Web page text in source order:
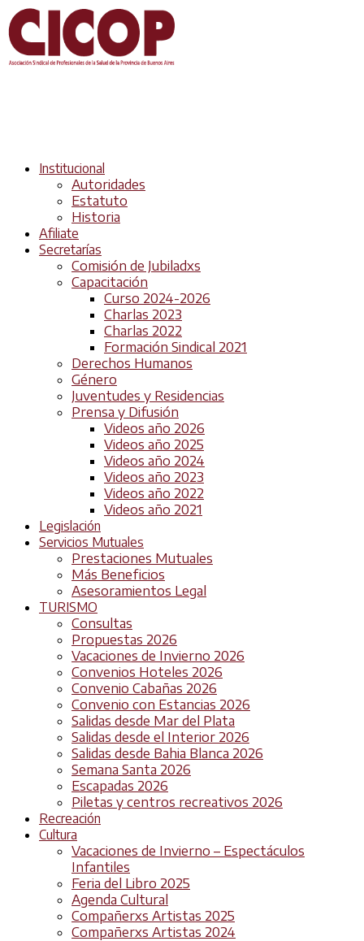
Institucional
Autoridades
Estatuto
Historia
Afiliate
Secretarías
Comisión de Jubiladxs
Capacitación
Curso 2024-2026
Charlas 2023
Charlas 2022
Formación Sindical 2021
Derechos Humanos
Género
Juventudes y Residencias
Prensa y Difusión
Videos año 2026
Videos año 2025
Videos año 2024
Videos año 2023
Videos año 2022
Videos año 2021
Legislación
Servicios Mutuales
Prestaciones Mutuales
Más Beneficios
Asesoramientos Legal
TURISMO
Consultas
Propuestas 2026
Vacaciones de Invierno 2026
Convenios Hoteles 2026
Convenio Cabañas 2026
Convenio con Estancias 2026
Salidas desde Mar del Plata
Salidas desde el Interior 2026
Salidas desde Bahia Blanca 2026
Semana Santa 2026
Escapadas 2026
Piletas y centros recreativos 2026
Recreación
Cultura
Vacaciones de Invierno – Espectáculos
Infantiles
Feria del Libro 2025
Agenda Cultural
Compañerxs Artistas 2025
Compañerxs Artistas 2024